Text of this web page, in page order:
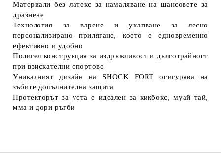
Материали без латекс за намаляване на шансовете за
дразнене
Технология за варене и ухапване за лесно
персонализирано прилягане, което е едновременно
ефективно и удобно
Полигел конструкция за издръжливост и дълготрайност
при взискателни спортове
Уникалният дизайн на SHOCK FORT осигурява на
зъбите допълнителна защита
Протекторът за уста е идеален за кикбокс, муай тай,
мма и дори ръгби